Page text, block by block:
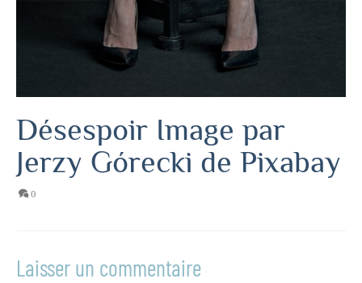
Désespoir Image par
Jerzy Górecki de Pixabay
0
Laisser un commentaire